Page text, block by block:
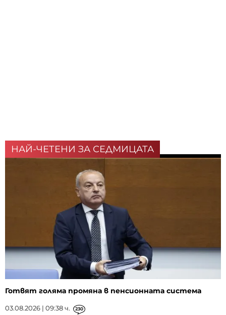
НАЙ-ЧЕТЕНИ ЗА СЕДМИЦАТА
Готвят голяма промяна в пенсионната система
03.08.2026 | 09:38 ч. 230